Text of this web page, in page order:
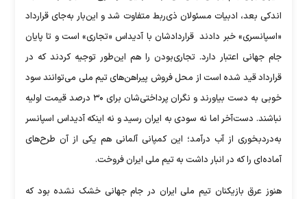
اندکی بعد، ادبیات مسئولان ذی‌ربط متفاوت شد و این‌بار به‌جای قرارداد
«اسپانسری» خبر دادند ‌ قراردادشان با آدیداس «تجاری» است و تا پایان
جام جهانی اعتبار دارد. تجاری‌بودن را هم این‌طور توجیه کردند که در
قرارداد قید شده است از محل فروش پیراهن‌های تیم ملی می‌توانند سود
خوبی به دست بیاورند و نگران پرداختی‌شان برای ۳۰ درصد قیمت اولیه
نباشند. دست‌آخر اما نه سودی به ایران رسید و نه اینکه آدیداس اسپانسر
به‌دردبخوری از آب درآمد؛ این کمپانی آلمانی هم یکی از آن طرح‌های
آماده‌ای را که در انبار داشت به تیم ملی ایران فروخت.
‌هنوز عرق بازیکنان تیم ملی ایران در جام جهانی خشک نشده بود که